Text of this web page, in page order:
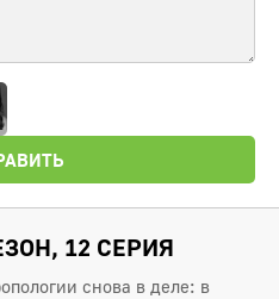
12 СЕРИЯ
снова в деле: в